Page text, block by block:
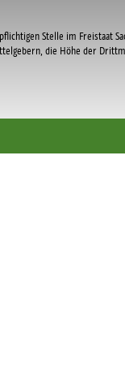
Stelle im Freistaat
die Höhe der